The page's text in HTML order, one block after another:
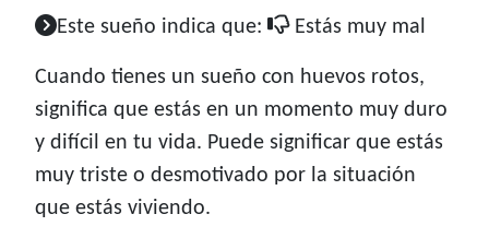
Este sueño indica que: Estás muy mal
Cuando tienes un sueño con huevos rotos,
significa que estás en un momento muy duro
y difícil en tu vida. Puede significar que estás
muy triste o desmotivado por la situación
que estás viviendo.